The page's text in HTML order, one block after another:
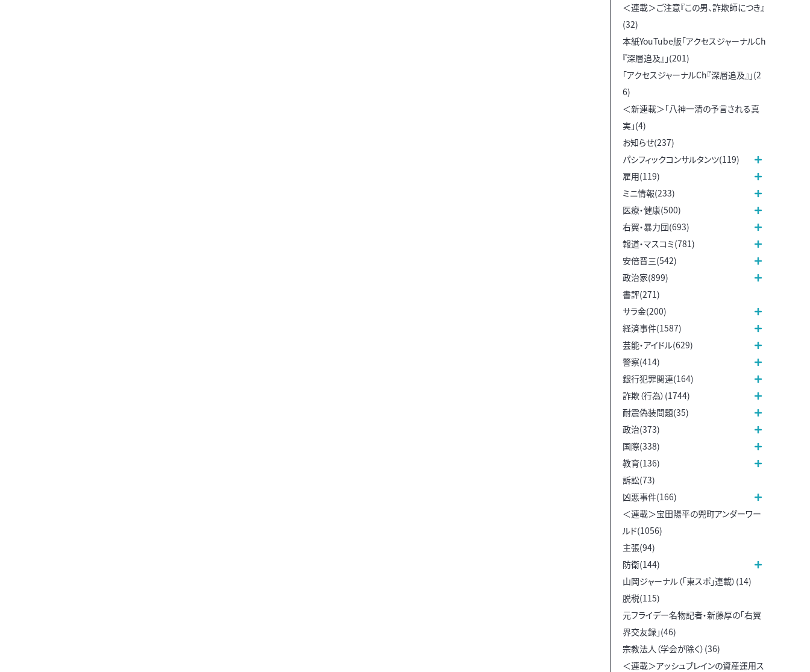
＜連載＞ご注意『この男、詐欺師につき』
(32)
本紙YouTube版「アクセスジャーナルCh
『深層追及』」(201)
「アクセスジャーナルCh『深層追及』」(2
6)
＜新連載＞「八神一清の予言される真
実」(4)
お知らせ(237)
パシフィックコンサルタンツ(119)
雇用(119)
ミニ情報(233)
医療・健康(500)
右翼・暴力団(693)
報道・マスコミ(781)
安倍晋三(542)
政治家(899)
書評(271)
サラ金(200)
経済事件(1587)
芸能・アイドル(629)
警察(414)
銀行犯罪関連(164)
詐欺（行為）(1744)
耐震偽装問題(35)
政治(373)
国際(338)
教育(136)
訴訟(73)
凶悪事件(166)
＜連載＞宝田陽平の兜町アンダーワー
ルド(1056)
主張(94)
防衛(144)
山岡ジャーナル（「東スポ」連載）(14)
脱税(115)
元フライデー名物記者・新藤厚の「右翼
界交友録」(46)
宗教法人（学会が除く）(36)
＜連載＞アッシュブレインの資産運用ス